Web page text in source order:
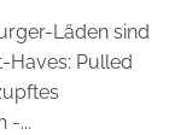
Läden sind
Haves: Pulled
-...